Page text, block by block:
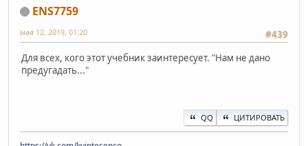
ENS7759
#439
мая 12, 2019, 01:20
Для всех, кого этот учебник заинтересует. "Нам не дано
предугадать..."
QQ ЦИТИРОВАТЬ